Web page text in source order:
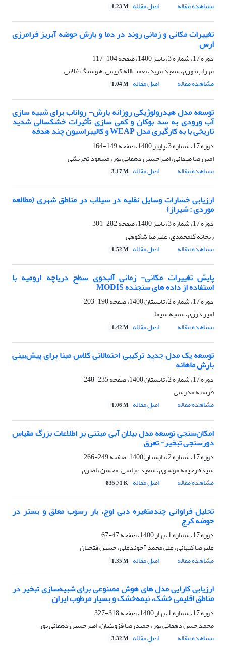
مشاهده مقاله
اصل مقاله 1.23 M
تغییرات مکانی و زمانی روند در دما و بارش حوضه آبریز فرامرزی
ارس
دوره 17، شماره 3، پاییز 1400، صفحه
104-117
مهراب نوری، سعید مرید، نعمت‌الله کریمی، هوشنگ غلامی
مشاهده مقاله
اصل مقاله 1.04 M
توسعه مدل هیدرولوژیکی روزانه بارش- رواناب برای شبیه سازی
آب ورودی به سد بوکان و کمی سازی تأثیرات خشکسالی شدید
تاریخی با به کارگیری مدل WEAP و کالیبراسیون چند هدفه
دوره 17، شماره 3، پاییز 1400، صفحه
149-164
امیررضا میدانی، امیرحسین دهقانی پور، مسعود تجریشی
مشاهده مقاله
اصل مقاله 3.17 M
ارزیابی خسارات وسایل نقلیه در سیلاب در مناطق شهری (مطالعه
موردی : شیراز)
دوره 17، شماره 3، پاییز 1400، صفحه
282-301
ریحانه گلمحمدی، علیرضا شکوهی
مشاهده مقاله
اصل مقاله 1.52 M
پایش تغییرات مکانی- زمانی آلبدوی سطح دریاچه ارومیه با
استفاده از داده های سنجنده MODIS
دوره 17، شماره 2، تابستان 1400، صفحه
190-203
امیر درزی، سمیه سیما
مشاهده مقاله
اصل مقاله 1.42 M
توسعه یک مدل جدید ترکیبی احتمالاتی کلاس مبنا برای پیش‌بینی
بارش ماهانه
دوره 17، شماره 2، تابستان 1400، صفحه
235-248
فرشته مدرسی
مشاهده مقاله
اصل مقاله 1.06 M
امکان‌سنجی توسعه مدل بیلان آبی مبتنی بر اطلاعات بزرگ مقیاس
دورسنجی تبخیر- تعرق
دوره 17، شماره 2، تابستان 1400، صفحه
249-266
سیده رحیمه موسوی، سعید عباسی، محسن ناصری
مشاهده مقاله
اصل مقاله 835.71 K
تحلیل فراوانی چندمتغیره دبی اوج، بار رسوب معلق و بستر در
حوضه کرج
دوره 17، شماره 1، بهار 1400، صفحه
47-67
علیرضا کیهانی، علی محمد آخوندعلی، حسین فتحیان
مشاهده مقاله
اصل مقاله 1.35 M
ارزیابی کارایی مدل های هوش مصنوعی برای شبیه‌سازی تبخیر در
مناطق اقلیمی خشک، نیمه‌خشک و بسیار مرطوب ایران
دوره 17، شماره 1، بهار 1400، صفحه
318-327
محمد حسن دهقانی پور، حمیدرضا قزوینیان، امیرحسین دهقانی پور
مشاهده مقاله
اصل مقاله 3.32 M